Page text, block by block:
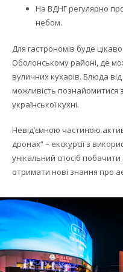
На ВДНГ регулярно
небом.
Для гастрономів буде
Оболонському районі, де
вуличних кухарів. Блюда
можливість
української кухні.
Невід’ємною частиною
дронах“ – екскурсії з
унікальний спосіб
отримати нові знання про